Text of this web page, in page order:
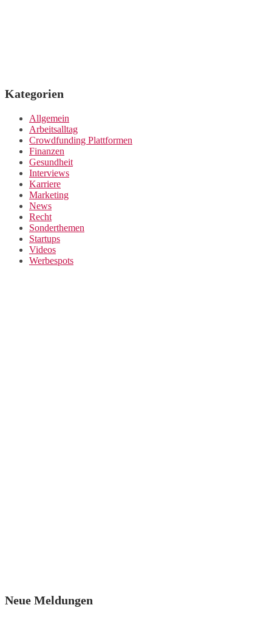
Kategorien
Allgemein
Arbeitsalltag
Crowdfunding Plattformen
Finanzen
Gesundheit
Interviews
Karriere
Marketing
News
Recht
Sonderthemen
Startups
Videos
Werbespots
Neue Meldungen